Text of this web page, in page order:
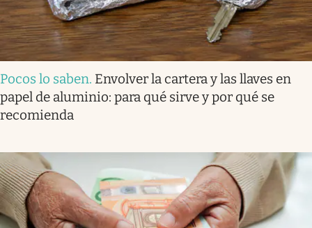
Pocos lo saben. Envolver la cartera y las llaves en
papel de aluminio: para qué sirve y por qué se
recomienda